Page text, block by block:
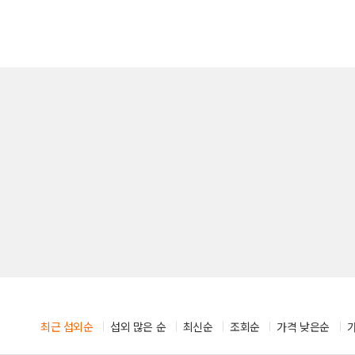
최근 섭외순 섭외 많은 순 최신순 조회순 가격 낮은순